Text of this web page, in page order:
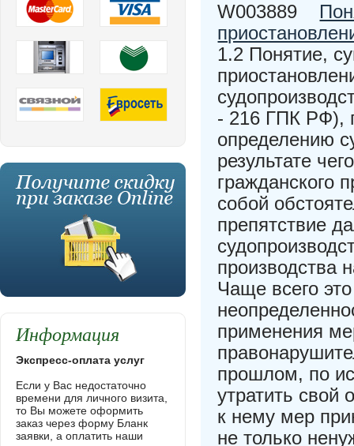
W003889
1.2 Понятие,
- 216 ГПК РФ),
определению
результате
гражданского
собой
препятствие
производства
Чаще всего
применения
прошлом, по
утратить свой
к нему мер
не только
Информация
Экспресс-оплата услуг
Если у Вас недостаточно
времени для личного визита,
то Вы можете оформить
заказ через форму Бланк
заявки, а оплатить наши